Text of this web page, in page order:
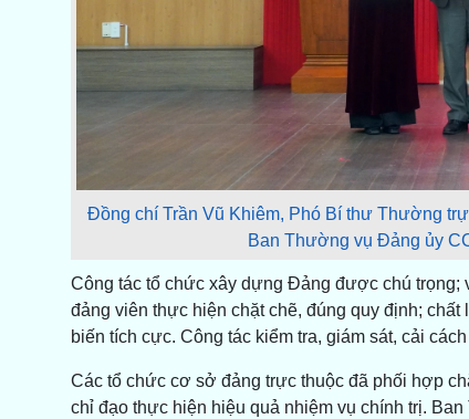
Đồng chí Trần Vũ Khiêm, Phó Bí thư Thường
Ban Thường vụ Đảng ủy
Công tác tổ chức xây dựng Đảng được chú trọng;
đảng viên thực hiện chặt chẽ, đúng quy định;
biến tích cực. Công tác kiểm tra, giám sát, cải
Các tổ chức cơ sở đảng trực thuộc đã phối hợp
chỉ đạo thực hiện hiệu quả nhiệm vụ chính trị.